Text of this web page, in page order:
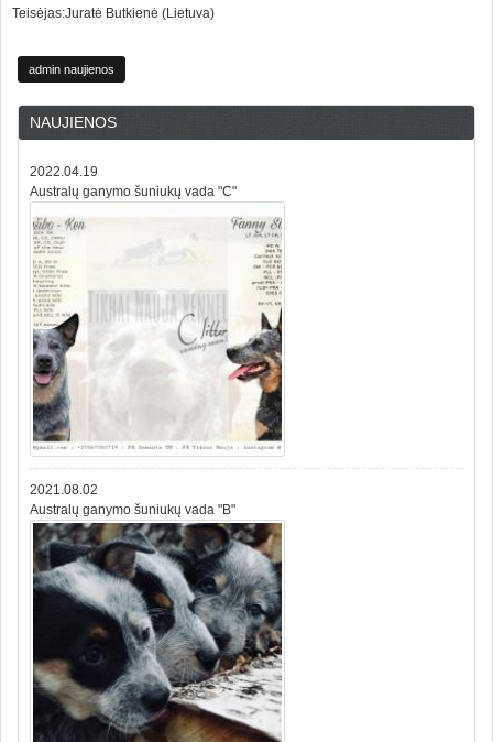
Teisėjas:Juratė Butkienė (Lietuva)
admin naujienos
NAUJIENOS
2022.04.19
Australų ganymo šuniukų vada "C"
2021.08.02
Australų ganymo šuniukų vada "B"